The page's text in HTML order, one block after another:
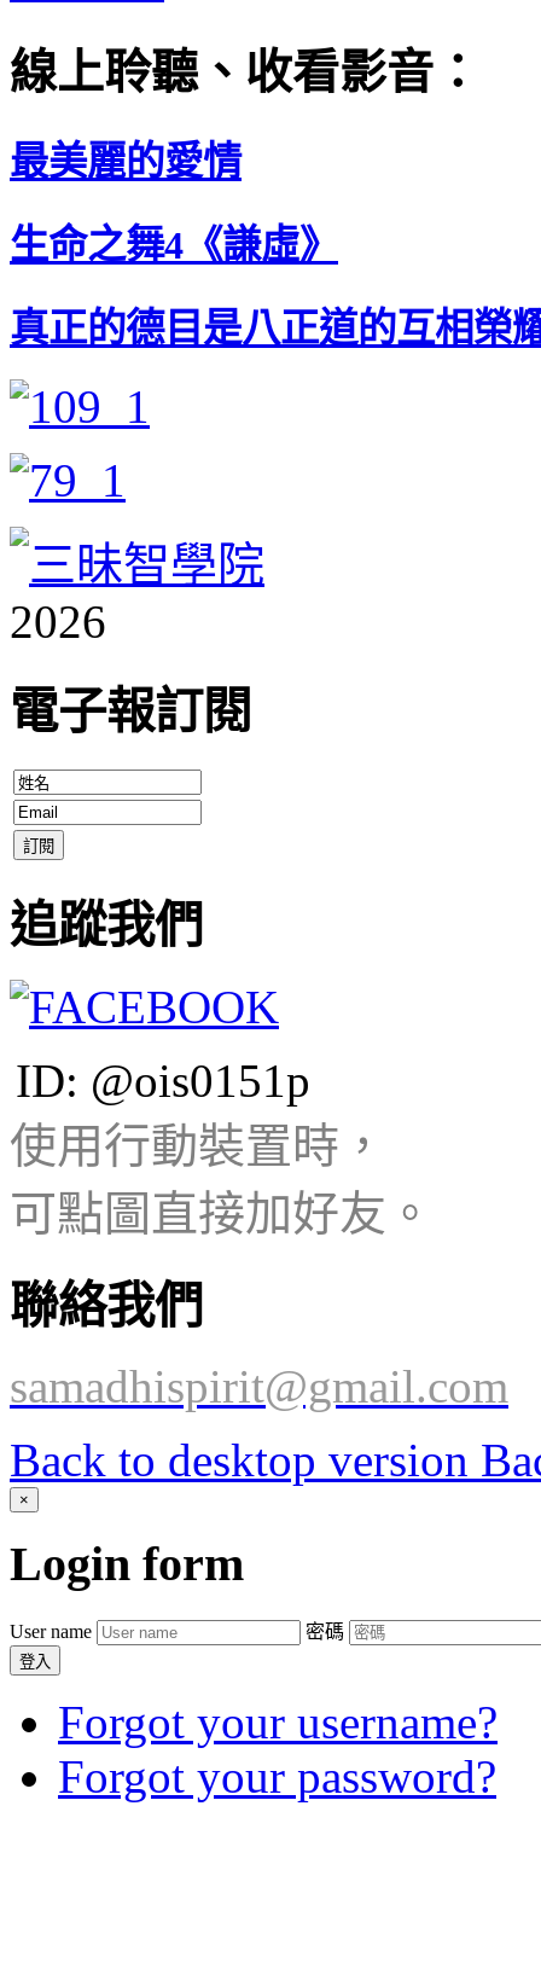
線上聆聽、收看影音：
最美麗的愛情
生命之舞4《謙虛》
真正的德目是八正道的互相榮
2026
電子報訂閱
追蹤我們
ID: @ois0151p
使用行動裝置時，
可點圖 直接加好友。
聯絡我們
samadhispirit@gmail.com
Back to desktop version
×
Login form
User name 密碼
登入
Forgot your username?
Forgot your password?